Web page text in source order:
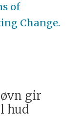
of
Change.
gir
hud